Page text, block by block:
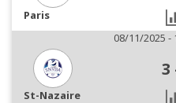
Paris
08/11/2025 -
3
St-Nazaire